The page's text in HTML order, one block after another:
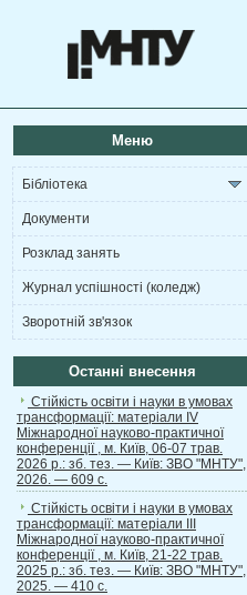
Меню
Бібліотека
Документи
Розклад занять
Журнал успішності (коледж)
Зворотній зв'язок
Останні внесення
Стійкість освіти і науки в умовах
трансформації: матеріали ІV
Міжнародної науково-практичної
конференції , м. Київ, 06-07 трав.
2026 р.: зб. тез. — Київ: ЗВО "МНТУ",
2026. — 609 с.
Стійкість освіти і науки в умовах
трансформації: матеріали ІІІ
Міжнародної науково-практичної
конференції , м. Київ, 21-22 трав.
2025 р.: зб. тез. — Київ: ЗВО "МНТУ",
2025. — 410 с.